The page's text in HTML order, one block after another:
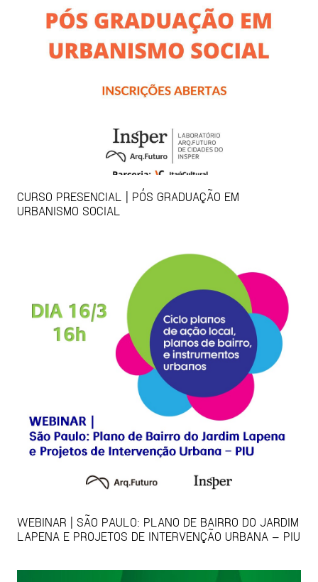
CURSO PRESENCIAL | PÓS GRADUAÇÃO EM
URBANISMO SOCIAL
WEBINAR | SÃO PAULO: PLANO DE BAIRRO DO JARDIM
LAPENA E PROJETOS DE INTERVENÇÃO URBANA – PIU